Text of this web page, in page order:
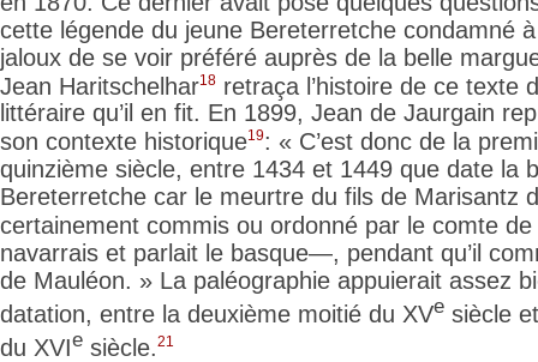
cette légende du jeune Bereterretche condamné
jaloux de se voir préféré auprès de la belle
Jean Haritschelhar18 retraça l’histoire de ce texte
littéraire qu’il en fit. En 1899, Jean de Jaurgain
son contexte historique19: « C’est donc de la
quinzième siècle, entre 1434 et 1449 que date la
Bereterretche car le meurtre du fils de Marisantz
certainement commis ou ordonné par le comte de
navarrais et parlait le basque—, pendant qu’il
de Mauléon. » La paléographie appuierait assez
datation, entre la deuxième moitié du XVe siècle
du XVIe siècle.21